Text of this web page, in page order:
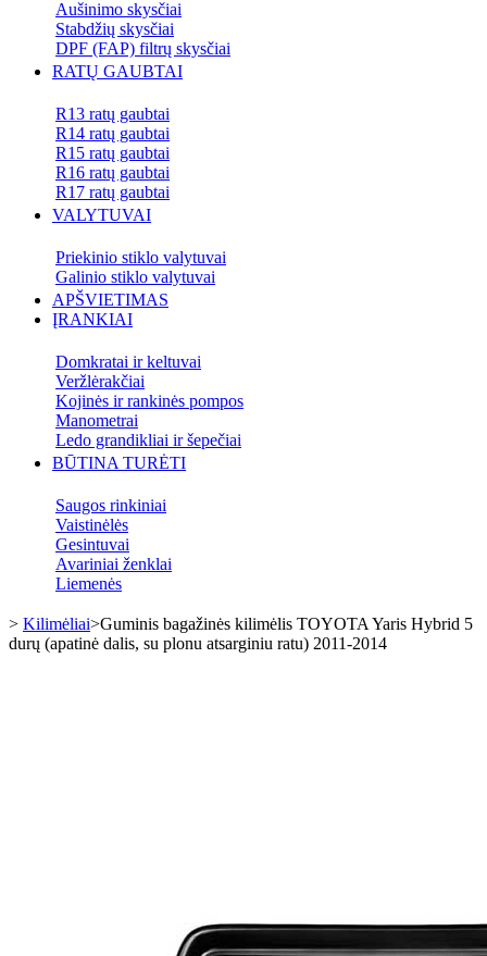
Aušinimo skysčiai
Stabdžių skysčiai
DPF (FAP) filtrų skysčiai
RATŲ GAUBTAI
R13 ratų gaubtai
R14 ratų gaubtai
R15 ratų gaubtai
R16 ratų gaubtai
R17 ratų gaubtai
VALYTUVAI
Priekinio stiklo valytuvai
Galinio stiklo valytuvai
APŠVIETIMAS
ĮRANKIAI
Domkratai ir keltuvai
Veržlėrakčiai
Kojinės ir rankinės pompos
Manometrai
Ledo grandikliai ir šepečiai
BŪTINA TURĖTI
Saugos rinkiniai
Vaistinėlės
Gesintuvai
Avariniai ženklai
Liemenės
> Kilimėliai>Guminis bagažinės kilimėlis TOYOTA Yaris Hybrid 5
durų (apatinė dalis, su plonu atsarginiu ratu) 2011-2014